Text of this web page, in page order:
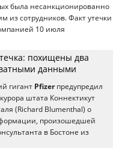
была несанкционированно
из сотрудников. Факт утечки
10 июля
похищены два
данными
гигант Pfizerпредупредил
штата Коннектикут
(Richard Blumenthal) о
произошедшей
в Бостоне из